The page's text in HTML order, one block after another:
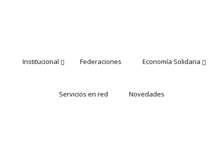
Institucional Federaciones Economía Solidaria
Servicios en red Novedades